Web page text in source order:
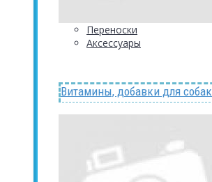
Переноски
Аксессуары
Витамины, добавки для собак